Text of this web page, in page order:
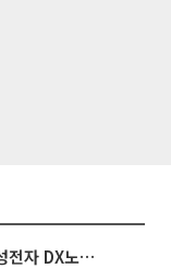
3445억 자사주 지급 마쳤는데...삼성전자 DX노조, 뒤늦은 '떼쓰기 집회'